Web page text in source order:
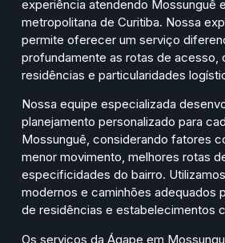
experiência atendendo Mossunguê
metropolitana de Curitiba. Nossa
permite oferecer um serviço
profundamente as rotas de acesso,
residências e particularidades
Nossa equipe especializada
planejamento personalizado para
Mossunguê, considerando fatores
menor movimento, melhores rotas
especificidades do bairro.
modernos e caminhões adequados
de residências e estabelecimentos
Os serviços da Ágape em